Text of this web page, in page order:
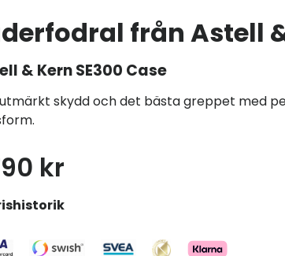
från Astell
& KernSE300 Case
skydd och det bästa greppet med
kr